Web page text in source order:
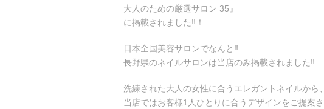
大人のための厳選サロン 35』
に掲載されました‼︎！
日本全国美容サロンでなんと‼︎
長野県のネイルサロンは当店のみ掲載されました‼︎
洗練された大人の女性に合うエレガントネイルか
当店ではお客様1人ひとりに合うデザインをご提案